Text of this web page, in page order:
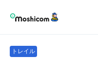
トレイル